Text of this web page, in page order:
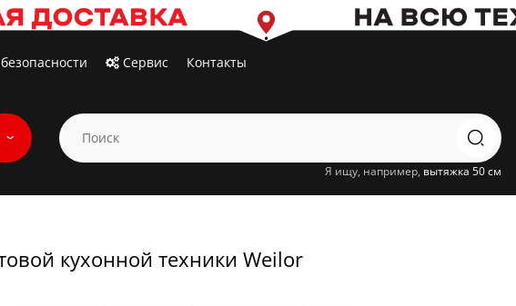
Сервис Контакты
Я ищу, например, вытяжка 50 см
кухонной техники Weilor